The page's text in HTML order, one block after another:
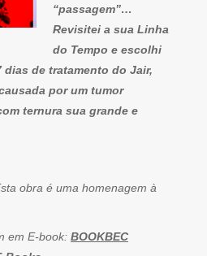
“passagem”…
Revisitei a sua Linha
do Tempo e escolhi
dias de tratamento do Jair,
por um tumor
ternura sua grande e
homenagem à
E-book: BOOKBEC